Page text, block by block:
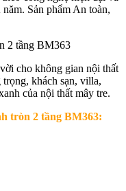
Sản phẩm An toàn,
cho không gian nội thất
trọng, khách sạn, villa,
của nội thất mây tre.
tròn 2 tầng BM363: